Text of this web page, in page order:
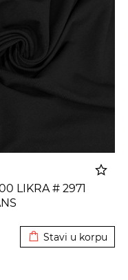
LIKRA # 2971
Stavi u korpu